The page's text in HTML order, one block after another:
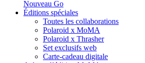
Nouveau Go
Éditions spéciales
Toutes les collaborations
Polaroid x MoMA
Polaroid x Thrasher
Set exclusifs web
Carte-cadeau digitale